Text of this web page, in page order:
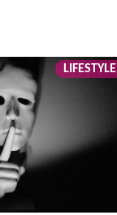
LIFESTYLE